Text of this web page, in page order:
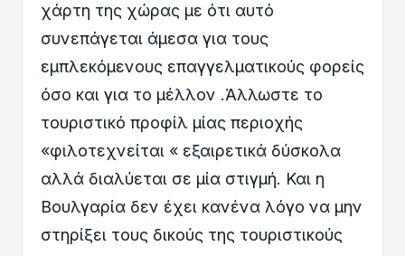
χάρτη της χώρας με ότι αυτό
συνεπάγεται άμεσα για τους
εμπλεκόμενους επαγγελματικούς φορείς
όσο και για το μέλλον .Άλλωστε το
τουριστικό προφίλ μίας περιοχής
«φιλοτεχνείται « εξαιρετικά δύσκολα
αλλά διαλύεται σε μία στιγμή. Και η
Βουλγαρία δεν έχει κανένα λόγο να μην
στηρίξει τους δικούς της τουριστικούς